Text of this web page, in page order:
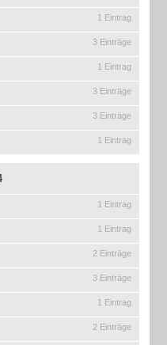
1 Eintrag
3 Einträge
1 Eintrag
3 Einträge
3 Einträge
1 Eintrag
1 Eintrag
1 Eintrag
2 Einträge
3 Einträge
1 Eintrag
2 Einträge